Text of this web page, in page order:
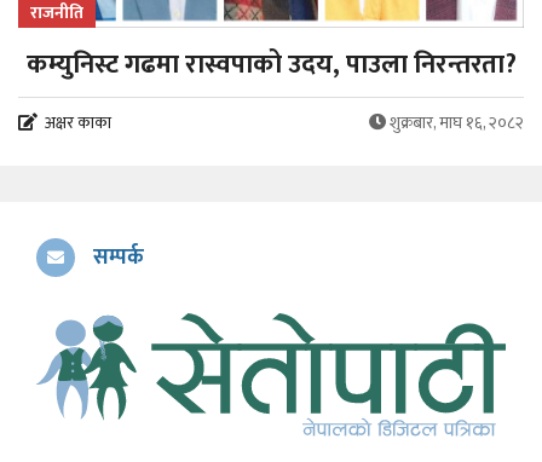
राजनीति
कम्युनिस्ट गढमा रास्वपाको उदय, पाउला निरन्तरता?
अक्षर काका शुक्रबार, माघ १६, २०८२
सम्पर्क